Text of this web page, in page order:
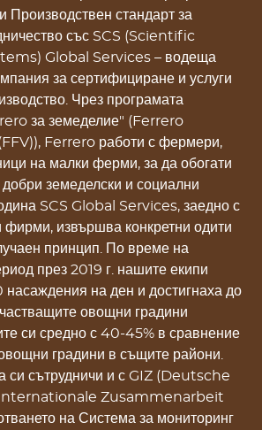
Производствен стандарт за
със SCS (Scientific
Global Services – водеща
за сертифициране и услуги
Чрез програмата
за земеделие" (Ferrero
Ferrero работи с фермери,
на малки ферми, за да обогати
земеделски и социални
SCS Global Services, заедно с
фирми, извършва конкретни одити
принцип. По време на
през 2019 г. нашите екипи
насаждения на ден и достигнаха до
овощни градини
си средно с 40-45% в сравнение
градини в същите райони.
си сътрудничи и с GIZ (Deutsche
Zusammenarbeit
на Система за мониторинг